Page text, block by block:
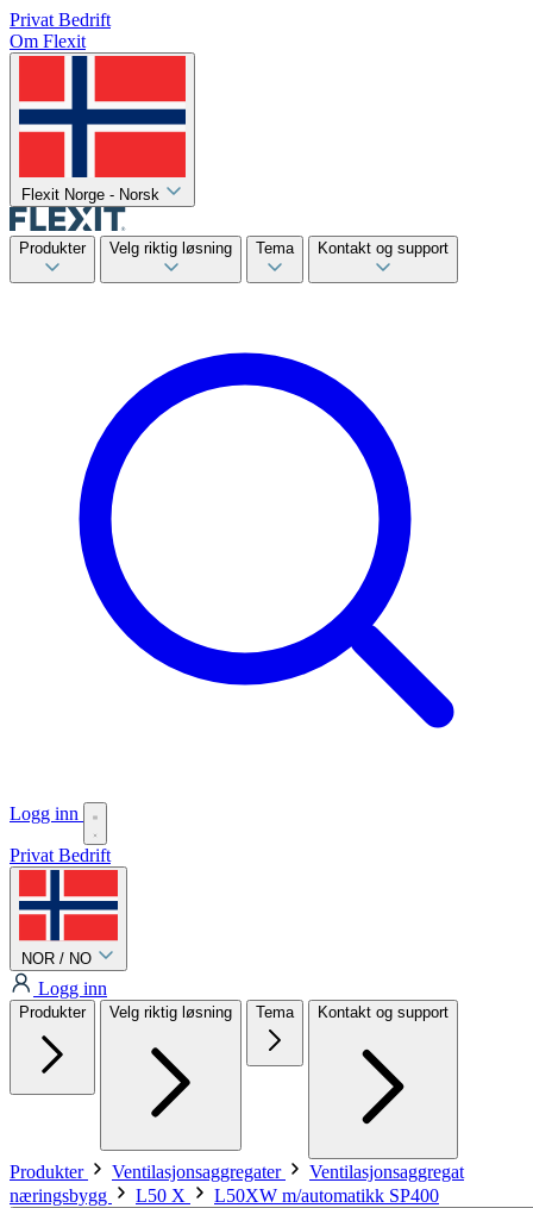
Privat Bedrift
Om Flexit
Flexit Norge - Norsk
Produkter Velg riktig løsning Tema Kontakt og support
Logg inn
Privat Bedrift
NOR / NO
Logg inn
Produkter Velg riktig løsning Tema Kontakt og support
Produkter Ventilasjonsaggregater
Ventilasjonsaggregat
næringsbygg
L50 X L50XW m/automatikk SP400